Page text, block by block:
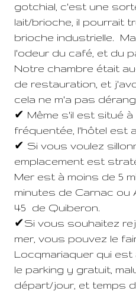
gotchial, c'est une
lait/brioche, il pourrait
brioche industrielle.
l'odeur du café, et du
Notre chambre était
de restauration, et
cela ne m'a pas
✔ Même s'il est situé
fréquentée, l'hôtel est
✔ Si vous voulez
emplacement est
Mer est à moins de 5
minutes de Carnac ou
45 de Quiberon.
✔Si vous souhaitez
mer, vous pouvez le
Locqmariaquer qui est
le parking y gratuit,
départ/jour, et temps